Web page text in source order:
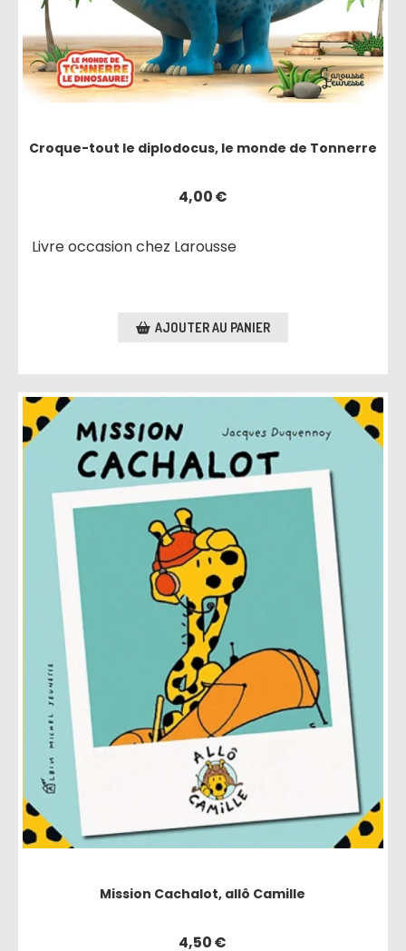
Croque-tout le diplodocus, le monde de Tonnerre
4,00€
Livre occasion chez Larousse
AJOUTER AU PANIER
Mission Cachalot, allô Camille
4,50€